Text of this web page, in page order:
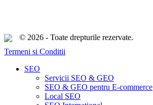
© 2026 - Toate drepturile rezervate.
Termeni si Conditii
Close
SEO
Servicii SEO & GEO
SEO & GEO pentru E-commerce
Local SEO